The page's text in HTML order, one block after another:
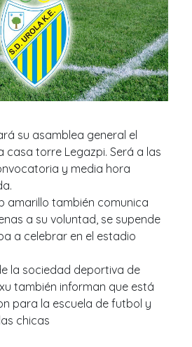
su asamblea general el
casa torre Legazpi. Será a las
y media hora
amarillo también comunica
a su voluntad, se supende
a celebrar en el estadio
la sociedad deportiva de
también informan que está
para la escuela de futbol y
chicas